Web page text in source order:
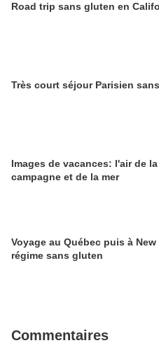
Road trip sans gluten en
Très court séjour Parisien
Images de vacances: l'air de la
campagne et de la mer
Voyage au Québec puis à New
régime sans gluten
Commentaires